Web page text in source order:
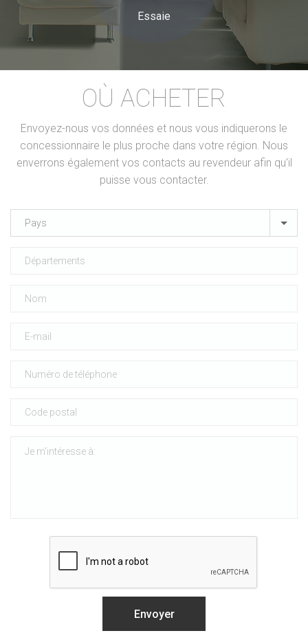
Essaie
OÙ ACHETER
Envoyez-nous vos données et nous vous indiquerons le
concessionnaire le plus proche dans votre région. Nous
enverrons également vos contacts au revendeur afin qu'il
puisse vous contacter.
Pays